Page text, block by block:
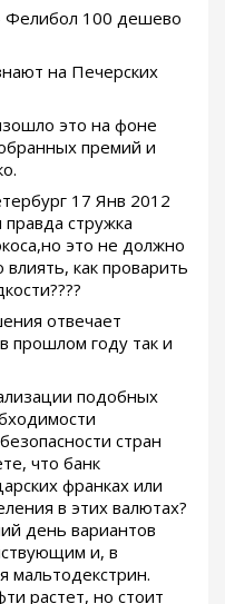
Фелибол 100 дешево
на Печерских
это на фоне
премий и
17 Янв 2012
стружка
это не должно
как проварить
отвечает
прошлом году так и
подобных
стран
что банк
франках или
в этих валютах?
день вариантов
и, в
мальтодекстрин.
растет, но стоит